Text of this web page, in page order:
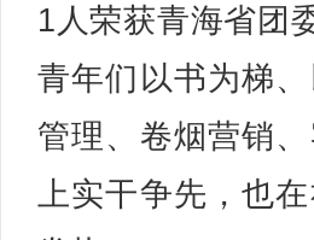
1人荣获青海省团
青年们以书为梯
管理、卷烟营销
上实干争先，也